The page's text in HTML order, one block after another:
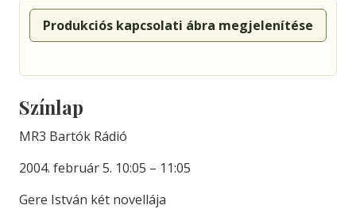
Produkciós kapcsolati ábra megjelenítése
Színlap
MR3 Bartók Rádió
2004. február 5. 10:05 – 11:05
Gere István két novellája